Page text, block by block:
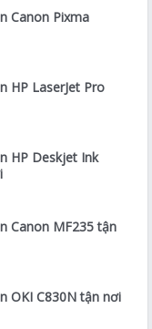
Canon Pixma
HP LaserJet Pro
HP Deskjet Ink
Canon MF235 tận
OKI C830N tận nơi